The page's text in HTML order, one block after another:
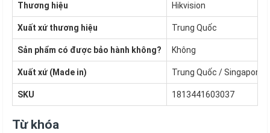
Thương hiệu Hikvision
Xuất xứ thương hiệu Trung Quốc
Sản phẩm có được bảo hành không? Không
Xuất xứ (Made in) Trung Quốc / Singapore
SKU 1813441603037
Từ khóa